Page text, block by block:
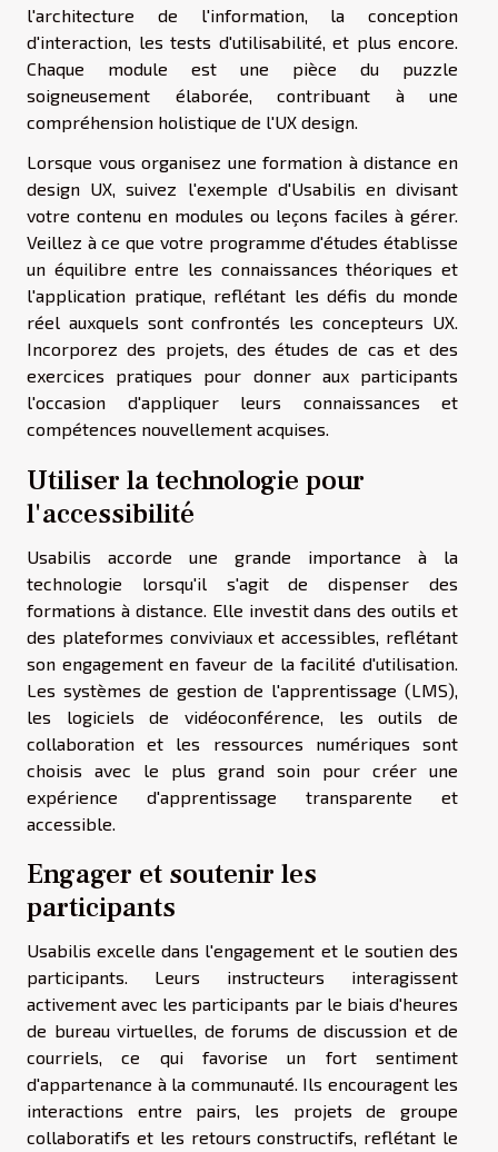
l'architecture de l'information, la conception
d'interaction, les tests d'utilisabilité, et plus encore.
Chaque module est une pièce du puzzle
soigneusement élaborée, contribuant à une
compréhension holistique de l'UX design.
Lorsque vous organisez une formation à distance en
design UX, suivez l'exemple d'Usabilis en divisant
votre contenu en modules ou leçons faciles à gérer.
Veillez à ce que votre programme d'études établisse
un équilibre entre les connaissances théoriques et
l'application pratique, reflétant les défis du monde
réel auxquels sont confrontés les concepteurs UX.
Incorporez des projets, des études de cas et des
exercices pratiques pour donner aux participants
l'occasion d'appliquer leurs connaissances et
compétences nouvellement acquises.
Utiliser la technologie pour
l'accessibilité
Usabilis accorde une grande importance à la
technologie lorsqu'il s'agit de dispenser des
formations à distance. Elle investit dans des outils et
des plateformes conviviaux et accessibles, reflétant
son engagement en faveur de la facilité d'utilisation.
Les systèmes de gestion de l'apprentissage (LMS),
les logiciels de vidéoconférence, les outils de
collaboration et les ressources numériques sont
choisis avec le plus grand soin pour créer une
expérience d'apprentissage transparente et
accessible.
Engager et soutenir les
participants
Usabilis excelle dans l'engagement et le soutien des
participants. Leurs instructeurs interagissent
activement avec les participants par le biais d'heures
de bureau virtuelles, de forums de discussion et de
courriels, ce qui favorise un fort sentiment
d'appartenance à la communauté. Ils encouragent les
interactions entre pairs, les projets de groupe
collaboratifs et les retours constructifs, reflétant le